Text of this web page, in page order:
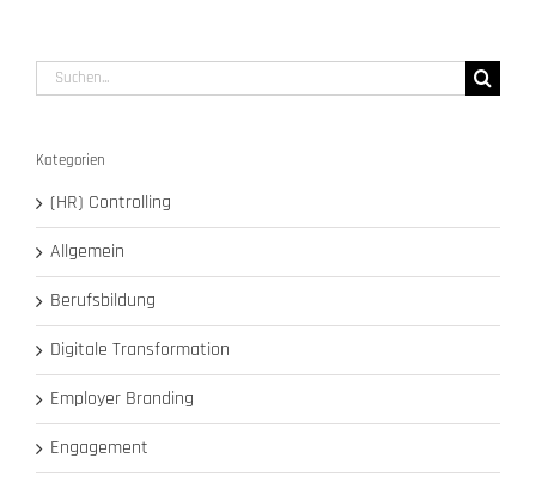
Suche
nach:
Kategorien
(HR) Controlling
Allgemein
Berufsbildung
Digitale Transformation
Employer Branding
Engagement